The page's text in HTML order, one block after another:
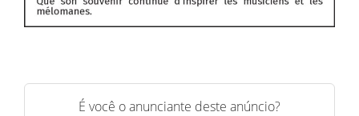
É você o anunciante deste anúncio?